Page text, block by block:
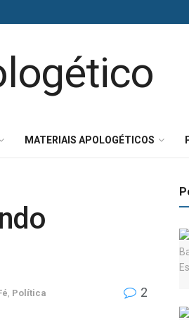
MATERIAIS APOLOGÉTICOS
Política 2